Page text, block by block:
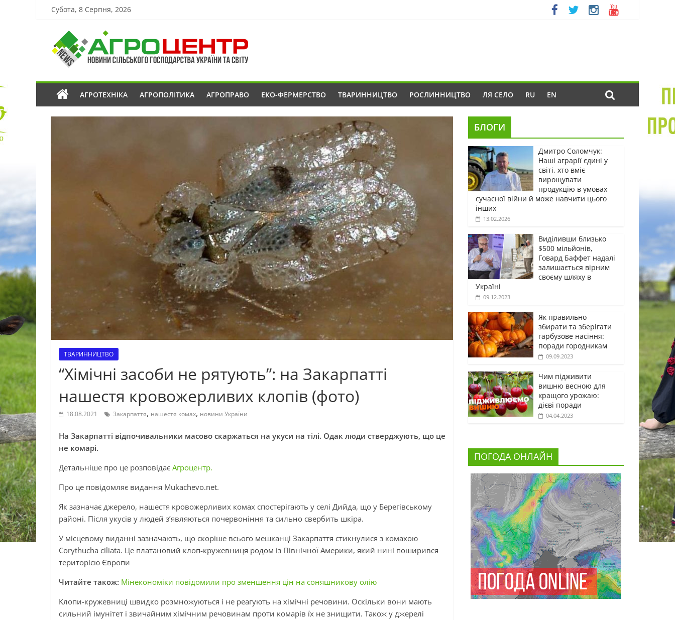
Субота, 8 Серпня, 2026
АГРОТЕХНІКА АГРОПОЛІТИКА АГРОПРАВО ЕКО-ФЕРМЕРСТВО ТВАРИННИЦТВО РОСЛИННИЦТВО ЛЯ СЕЛО RU EN
ТВАРИННИЦТВО
“Хімічні засоби не рятують”: на Закарпатті
нашестя кровожерливих клопів (фото)
18.08.2021 Закарпаття, нашестя комах, новини України
На Закарпатті відпочивальники масово скаржаться на укуси на тілі. Одак люди стверджують, що це
не комарі.
Детальніше про це розповідає Агроцентр.
Про це повідомляє видання Mukachevo.net.
Як зазначає джерело, нашестя кровожерливих комах спостерігають у селі Дийда, що у Берегівському
районі. Після укусів у людей з’являються почервоніння та сильно свербить шкіра.
У місцевому виданні зазначають, що скоріше всього мешканці Закарпаття стикнулися з комахою
Corythucha ciliata. Це платановий клоп-кружевниця родом із Північної Америки, який нині поширився
територією Європи
Читайте також: Мінекономіки повідомили про зменшення цін на соняшникову олію
Клопи-кружевниці швидко розмножуються і не реагують на хімічні речовини. Оскільки вони мають
сильний імунітет і звичайним хімічним речовинам проти комарів їх не знищити. Також у джерелі
БЛОГИ
Дмитро Соломчук:
Наші аграрії єдині у
світі, хто вміє
вирощувати
продукцію в умовах
сучасної війни й може навчити цього
інших
13.02.2026
Виділивши близько
$500 мільйонів,
Говард Баффет надалі
залишається вірним
своєму шляху в
Україні
09.12.2023
Як правильно
збирати та зберігати
гарбузове насіння:
поради городникам
09.09.2023
Чим підживити
вишню весною для
кращого урожаю:
дієві поради
04.04.2023
ПОГОДА ОНЛАЙН